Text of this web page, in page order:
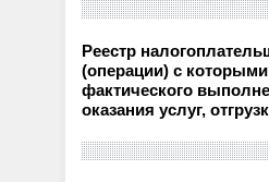
Реестр
(операции) с
фактического
оказания услуг,